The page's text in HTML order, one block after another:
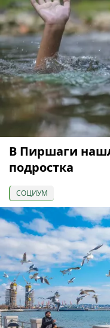
В Пиршаги
подростка
СОЦИУМ